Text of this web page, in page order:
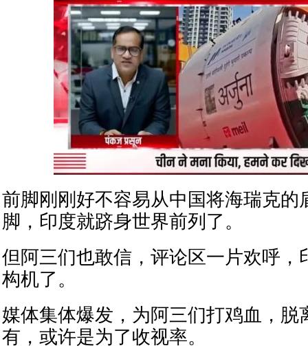
前脚刚刚好不容易从中国将海瑞克的
脚，印度就跻身世界前列了。
但阿三们也敢信，评论区一片欢呼，
构机了。
媒体集体爆发，为阿三们打鸡血，脱
有，或许是为了收视率。